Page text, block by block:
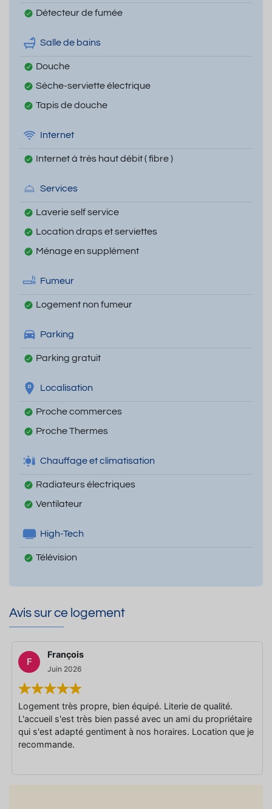
Détecteur de fumée
Salle de bains
Douche
Sèche-serviette électrique
Tapis de douche
Internet
Internet à très haut débit ( fibre )
Services
Laverie self service
Location draps et serviettes
Ménage en supplément
Fumeur
Logement non fumeur
Parking
Parking gratuit
Localisation
Proche commerces
Proche Thermes
Chauffage et climatisation
Radiateurs électriques
Ventilateur
High-Tech
Télévision
Avis sur ce logement
F
François
Juin 2026
Logement très propre, bien équipé. Literie de qualité.
L'accueil s'est très bien passé avec un ami du propriétaire
qui s'est adapté gentiment à nos horaires. Location que je
recommande.